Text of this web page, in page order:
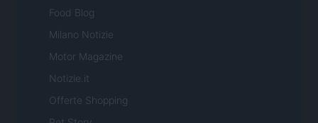
Food Blog
Milano Notizie
Motor Magazine
Notizie.it
Offerte Shopping